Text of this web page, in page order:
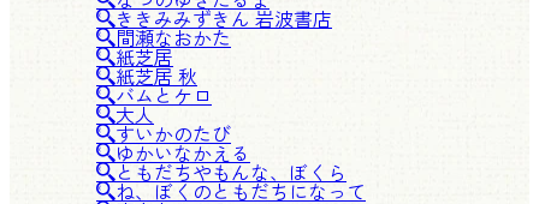
ききみみずきん 岩波書店
間瀬なおかた
紙芝居
紙芝居 秋
バムとケロ
大人
すいかのたび
ゆかいなかえる
ともだちやもんな、ぼくら
ね、ぼくのともだちになって